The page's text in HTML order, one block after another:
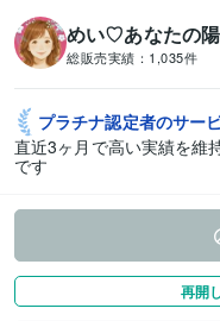
めい♡あなたの
総販売実績： 1,035件
プラチナ認定者のサー
直近3ヶ月で高い実績を維
です
再開